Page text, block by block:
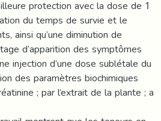
protection avec la dose de 1
du temps de survie et le
ainsi qu’une diminution de
d’apparition des symptômes
injection d’une dose sublétale du
des paramètres biochimiques
; par l’extrait de la plante ; a